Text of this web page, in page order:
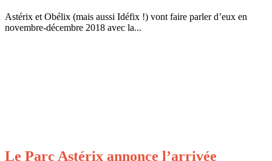
Astérix et Obélix (mais aussi Idéfix !) vont faire parler d’eux en
novembre-décembre 2018 avec la...
Le Parc Astérix annonce l’arrivée